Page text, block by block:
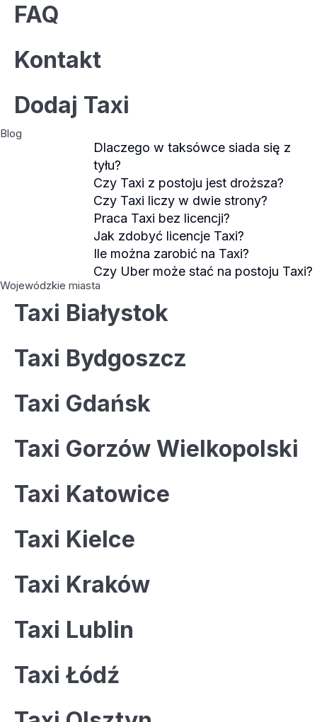
FAQ
Kontakt
Dodaj Taxi
Blog
Dlaczego w taksówce siada się z
tyłu?
Czy Taxi z postoju jest droższa?
Czy Taxi liczy w dwie strony?
Praca Taxi bez licencji?
Jak zdobyć licencje Taxi?
Ile można zarobić na Taxi?
Czy Uber może stać na postoju Taxi?
Wojewódzkie miasta
Taxi Białystok
Taxi Bydgoszcz
Taxi Gdańsk
Taxi Gorzów Wielkopolski
Taxi Katowice
Taxi Kielce
Taxi Kraków
Taxi Lublin
Taxi Łódź